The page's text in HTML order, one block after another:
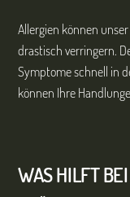
Allergien können
drastisch verringern.
Symptome schnell in
können Ihre
WAS HILFT